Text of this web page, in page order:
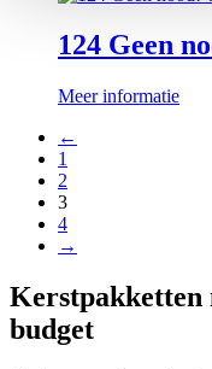
124 Geen
Meer informatie
←
1
2
3
4
→
Kerstpakketten
budget